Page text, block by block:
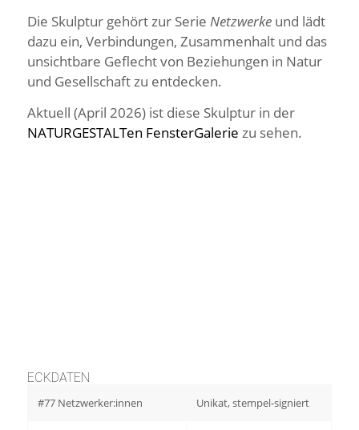
Die Skulptur gehört zur Serie Netzwerkeund lädt
dazu ein, Verbindungen, Zusammenhalt und das
unsichtbare Geflecht von Beziehungen in Natur
und Gesellschaft zu entdecken.
Aktuell (April 2026) ist diese Skulptur in der
NATURGESTALTen FensterGalerie zu sehen.
ECKDATEN
#77 Netzwerker:innen Unikat, stempel‑signiert